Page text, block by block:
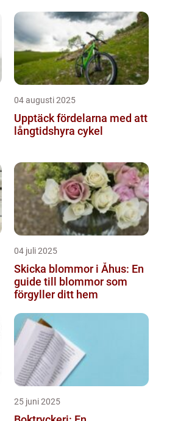
04 augusti 2025
Upptäck fördelarna med att
långtidshyra cykel
04 juli 2025
Skicka blommor i Åhus: En
guide till blommor som
förgyller ditt hem
25 juni 2025